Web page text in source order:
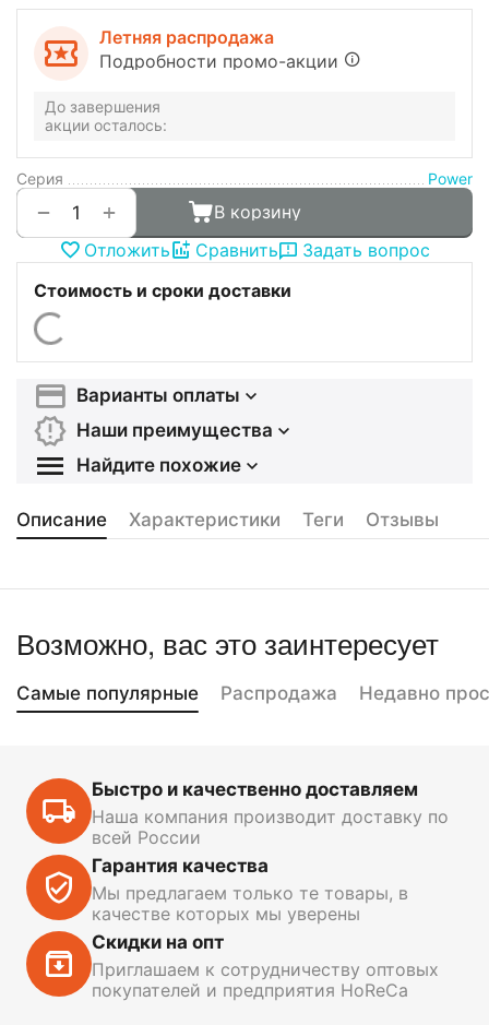
Летняя распродажа
Подробности промо-акции
До завершения
акции осталось:
Серия Power
+
−
В корзину
Отложить
Сравнить
Задать вопрос
Стоимость и сроки доставки
Варианты оплаты
Наши преимущества
Найдите похожие
Описание Характеристики Теги Отзывы
Возможно, вас это заинтересует
Самые популярные Распродажа Недавно
Быстро и качественно доставляем
Наша компания производит доставку по
всей России
Гарантия качества
Мы предлагаем только те товары, в
качестве которых мы уверены
Скидки на опт
Приглашаем к сотрудничеству оптовых
покупателей и предприятия HoReCa